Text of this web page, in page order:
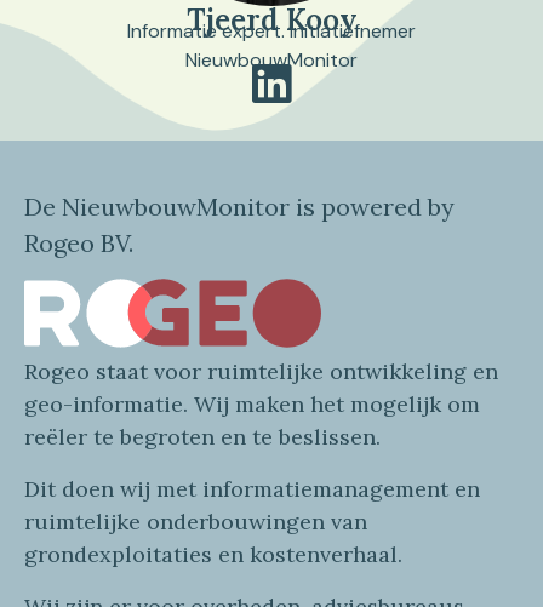
Tjeerd Kooy
Informatie expert. Initiatiefnemer
NieuwbouwMonitor
De NieuwbouwMonitor is powered by
Rogeo BV.
Rogeo staat voor ruimtelijke ontwikkeling en
geo-informatie. Wij maken het mogelijk om
reëler te begroten en te beslissen.
Dit doen wij met informatiemanagement en
ruimtelijke onderbouwingen van
grondexploitaties en kostenverhaal.